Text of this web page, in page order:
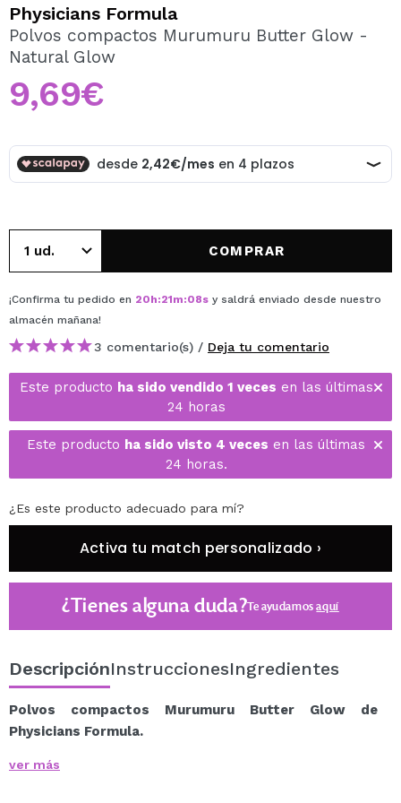
Al crear una cuenta en Maquillalia.com podrás realizar
tus compras rápidamente, revisar el estado de tus
Physicians Formula
Polvos compactos Murumuru Butter Glow -
Natural Glow
9,69€
COMPRAR
¡Confirma tu pedido en 20h:21m:08s y saldrá enviado desde nuestro
almacén mañana!
3 comentario(s) / Deja tu comentario
Este producto ha sido vendido 1 veces en las últimas
24 horas
Este producto ha sido visto 4 veces en las últimas
24 horas.
¿Es este producto adecuado para mí?
Activa tu match personalizado ›
¿Tienes alguna duda?Te ayudamosaquí
DescripciónInstruccionesIngredientes
Polvos compactos Murumuru Butter Glow de
Physicians Formula.
interior mientras fijas tu maquillaje con la ayuda de
ver más